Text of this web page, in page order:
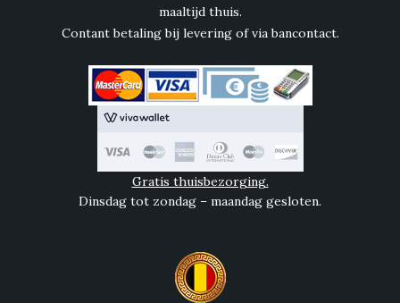
maaltijd thuis.
Contant betaling bij levering of via bancontact.
Gratis thuisbezorging.
Dinsdag tot zondag – maandag gesloten.